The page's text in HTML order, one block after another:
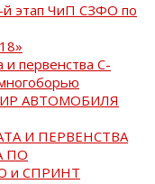
этап ЧиП СЗФО по
и первенства С-
АВТОМОБИЛЯ
И ПЕРВЕНСТВА
ПО
и СПРИНТ